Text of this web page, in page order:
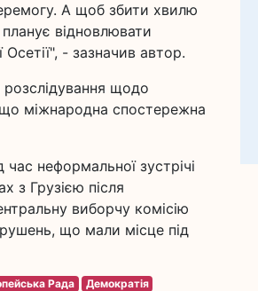
А щоб збити хвилю
планує відновлювати
- зазначив автор.
щодо
що міжнародна спостережна
неформальної зустрічі
з Грузією після
виборчу комісію
що мали місце під
Рада
Демократія